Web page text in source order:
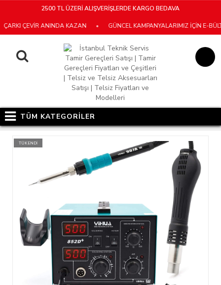
2500 TL ÜZERİ ALIŞVERİŞLERDE KARGO BEDAVA
ANINDA KAZAN • GÜNCEL KAMPANYALARIMIZ İÇİN E-BÜLTENİMİZE
TÜM KATEGORİLER
TÜKENDİ